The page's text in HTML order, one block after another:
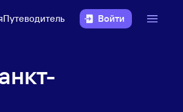
Путеводитель Войти